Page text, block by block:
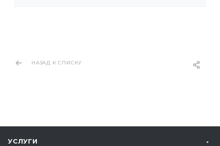
НАЗАД К СПИСКУ
УСЛУГИ